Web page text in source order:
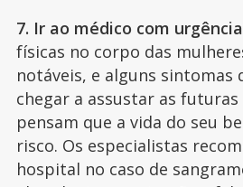
7. Ir ao médico com
físicas no corpo das
notáveis, e alguns sintomas
chegar a assustar as futuras
pensam que a vida do seu
risco. Os especialistas
hospital no caso de